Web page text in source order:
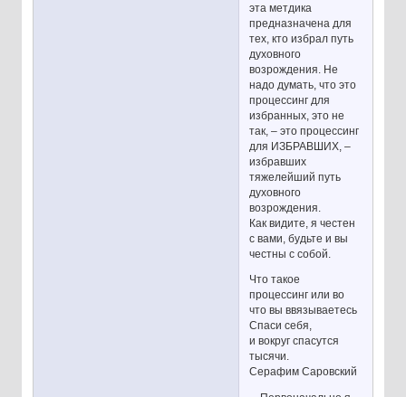
эта метдика
предназначена для
тех, кто избрал путь
духовного
возрождения. Не
надо думать, что это
процессинг для
избранных, это не
так, – это процессинг
для ИЗБРАВШИХ, –
избравших
тяжелейший путь
духовного
возрождения.
Как видите, я честен
с вами, будьте и вы
честны с собой.
Что такое
процессинг или во
что вы ввязываетесь
Спаси себя,
и вокруг спасутся
тысячи.
Серафим Саровский